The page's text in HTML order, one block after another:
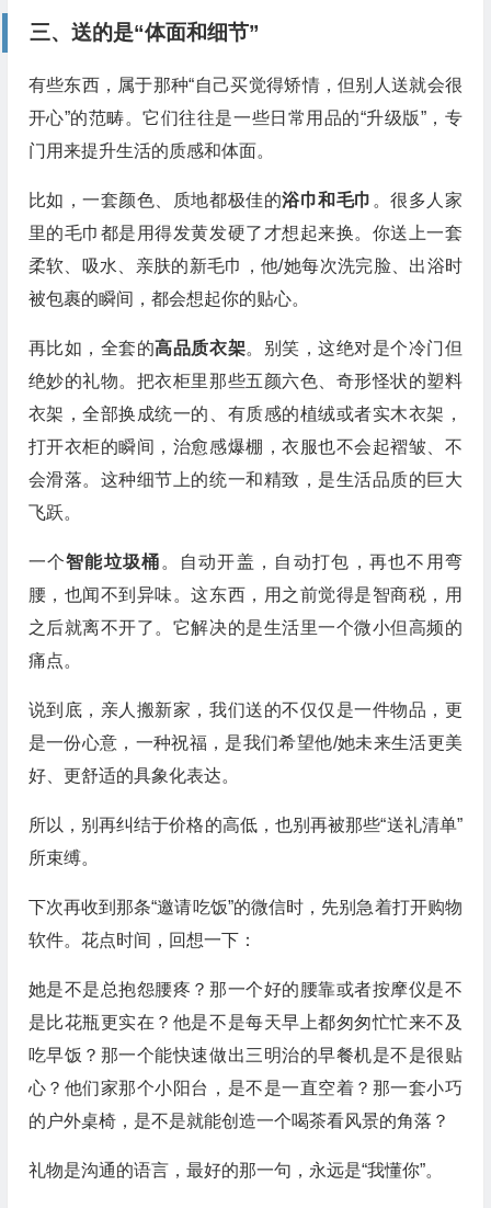
三、送的是“体面和细节”
有些东西，属于那种“自己买觉得矫情，但别人送就会很
开心”的范畴。它们往往是一些日常用品的“升级版”，专
门用来提升生活的质感和体面。
比如，一套颜色、质地都极佳的浴巾和毛巾 。很多人家
里的毛巾都是用得发黄发硬了才想起来换。你送上一套
柔软、吸水、亲肤的新毛巾，他/她每次洗完脸、出浴时
被包裹的瞬间，都会想起你的贴心。
再比如，全套的高品质衣架。别笑，这绝对是个冷门但
绝妙的礼物。把衣柜里那些五颜六色、奇形怪状的塑料
衣架，全部换成统一的、有质感的植绒或者实木衣架，
打开衣柜的瞬间，治愈感爆棚，衣服也不会起褶皱、不
会滑落。这种细节上的统一和精致，是生活品质的巨大
飞跃。
一个智能垃圾桶 。自动开盖，自动打包，再也不用弯
腰，也闻不到异味。这东西，用之前觉得是智商税，用
之后就离不开了。它解决的是生活里一个微小但高频的
痛点。
说到底，亲人搬新家，我们送的不仅仅是一件物品，更
是一份心意，一种祝福，是我们希望他/她未来生活更美
好、更舒适的具象化表达。
所以，别再纠结于价格的高低，也别再被那些“送礼清单”
所束缚。
下次再收到那条“邀请吃饭”的微信时，先别急着打开购物
软件。花点时间，回想一下：
她是不是总抱怨腰疼？那一个好的腰靠或者按摩仪是不
是比花瓶更实在？他是不是每天早上都匆匆忙忙来不及
吃早饭？那一个能快速做出三明治的早餐机是不是很贴
心？他们家那个小阳台，是不是一直空着？那一套小巧
的户外桌椅，是不是就能创造一个喝茶看风景的角落？
礼物是沟通的语言，最好的那一句，永远是“我懂你”。